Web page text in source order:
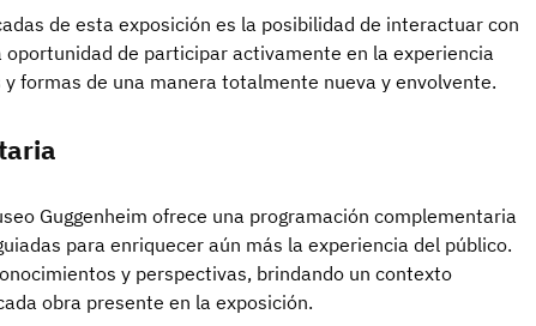
de esta exposición es la posibilidad de interactuar con
de participar activamente en la experiencia
formas de una manera totalmente nueva y envolvente.
Guggenheim ofrece una programación complementaria
para enriquecer aún más la experiencia del público.
y perspectivas, brindando un contexto
obra presente en la exposición.